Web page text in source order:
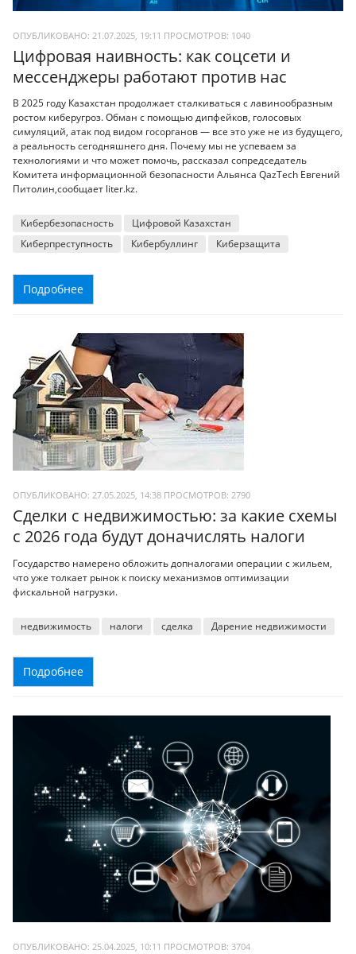
ОПУБЛИКОВАНО: 21.07.2025, 19:11 ПРОСМОТРОВ: 1040
Цифровая наивность: как соцсети и
мессенджеры работают против нас
В 2025 году Казахстан продолжает сталкиваться с лавинообразным
ростом киберугроз. Обман с помощью дипфейков, голосовых
симуляций, атак под видом госорганов — все это уже не из будущего,
а реальность сегодняшнего дня. Почему мы не успеваем за
технологиями и что может помочь, рассказал сопредседатель
Комитета информационной безопасности Альянса QazTech Евгений
Питолин,сообщает liter.kz.
Кибербезопасность
Цифровой Казахстан
Киберпреступность
Кибербуллинг Киберзащита
Подробнее
ОПУБЛИКОВАНО: 27.05.2025, 14:38 ПРОСМОТРОВ: 2790
Сделки с недвижимостью: за какие схемы
с 2026 года будут доначислять налоги
Государство намерено обложить допналогами операции с жильем,
что уже толкает рынок к поиску механизмов оптимизации
фискальной нагрузки.
недвижимость налоги сделка Дарение недвижимости
Подробнее
ОПУБЛИКОВАНО: 25.04.2025, 10:11 ПРОСМОТРОВ: 3704